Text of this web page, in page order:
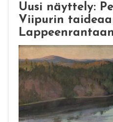
Uusi näyttely:
Viipurin
Lappeenrantaan